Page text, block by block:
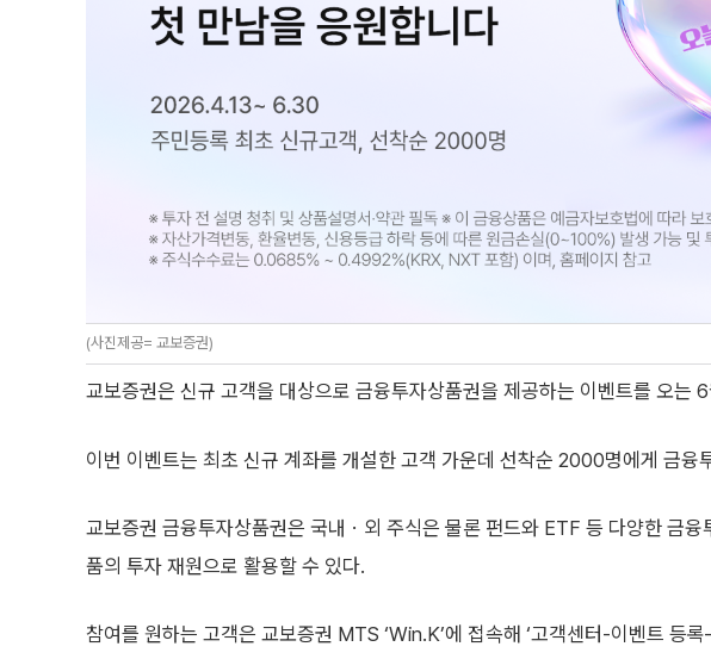
(사진제공= 교보증권)
교보증권은 신규 고객을 대상으로 금융투자상품권을 제공하는 이벤트를 오는
이번 이벤트는 최초 신규 계좌를 개설한 고객 가운데 선착순 2000명에게 금융
교보증권 금융투자상품권은 국내ㆍ외 주식은 물론 펀드와 ETF 등 다양한 금융
품의 투자 재원으로 활용할 수 있다.
참여를 원하는 고객은 교보증권 MTS ‘Win.K’에 접속해 ‘고객센터-이벤트 등록